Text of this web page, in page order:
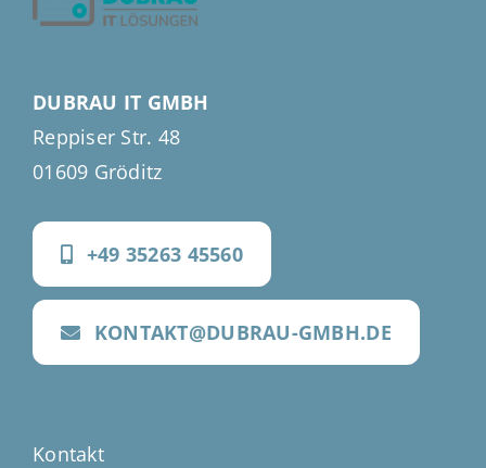
DUBRAU IT GMBH
Reppiser Str. 48
01609 Gröditz
+49 35263 45560
KONTAKT@DUBRAU-GMBH.DE
Kontakt